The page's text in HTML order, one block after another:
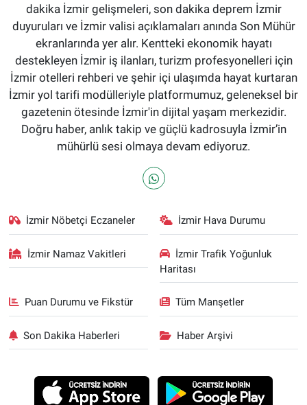
dakika İzmir gelişmeleri, son dakika deprem İzmir
duyuruları ve İzmir valisi açıklamaları anında Son Mühür
ekranlarında yer alır. Kentteki ekonomik hayatı
destekleyen İzmir iş ilanları, turizm profesyonelleri için
İzmir otelleri rehberi ve şehir içi ulaşımda hayat kurtaran
İzmir yol tarifi modülleriyle platformumuz, geleneksel bir
gazetenin ötesinde İzmir'in dijital yaşam merkezidir.
Doğru haber, anlık takip ve güçlü kadrosuyla İzmir’in
mühürlü sesi olmaya devam ediyoruz.
İzmir Nöbetçi Eczaneler İzmir Hava Durumu
İzmir Namaz Vakitleri
İzmir Trafik Yoğunluk
Haritası
Puan Durumu ve Fikstür Tüm Manşetler
Son Dakika Haberleri Haber Arşivi